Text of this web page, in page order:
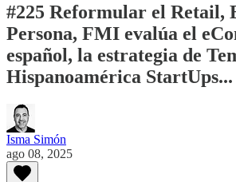
#225 Reformular el Retail,
Persona, FMI evalúa el
español, la estrategia de
Hispanoamérica StartUps...
Isma Simón
ago 08, 2025